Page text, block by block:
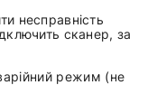
несправність
сканер, за
режим (не